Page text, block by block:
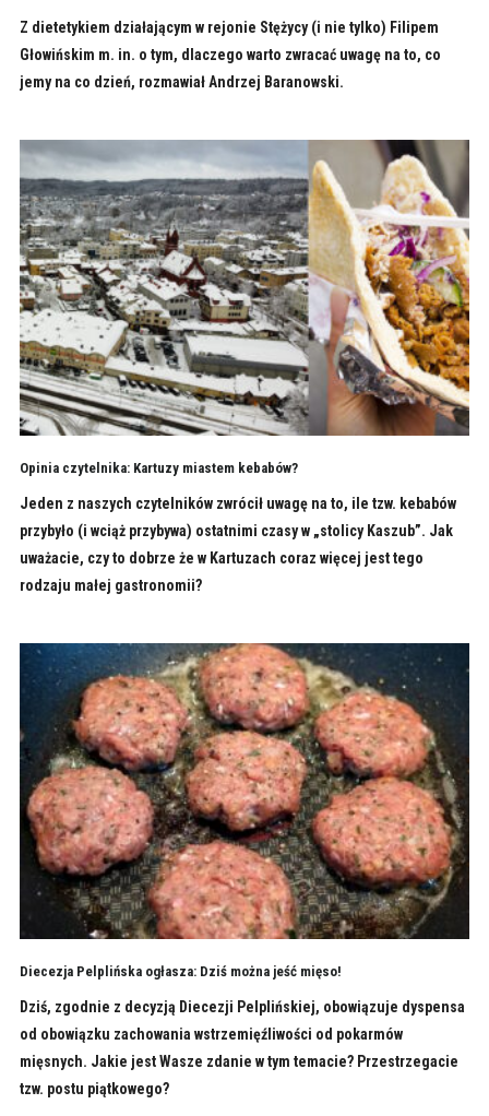
Z dietetykiem działającym w rejonie Stężycy (i nie tylko) Filipem
Głowińskim m. in. o tym, dlaczego warto zwracać uwagę na to, co
jemy na co dzień, rozmawiał Andrzej Baranowski.
Opinia czytelnika: Kartuzy miastem kebabów?
Jeden z naszych czytelników zwrócił uwagę na to, ile tzw. kebabów
przybyło (i wciąż przybywa) ostatnimi czasy w „stolicy Kaszub”. Jak
uważacie, czy to dobrze że w Kartuzach coraz więcej jest tego
rodzaju małej gastronomii?
Diecezja Pelplińska ogłasza: Dziś można jeść mięso!
Dziś, zgodnie z decyzją Diecezji Pelplińskiej, obowiązuje dyspensa
od obowiązku zachowania wstrzemięźliwości od pokarmów
mięsnych. Jakie jest Wasze zdanie w tym temacie? Przestrzegacie
tzw. postu piątkowego?